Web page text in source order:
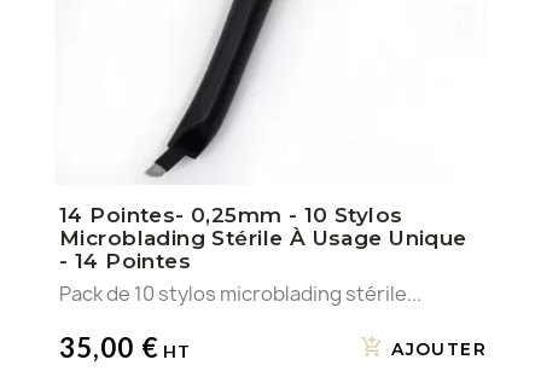
14 Pointes- 0,25mm - 10 Stylos
Microblading Stérile À Usage Unique
- 14 Pointes
Pack de 10 stylos microblading stérile...
35,00 € AJOUTER